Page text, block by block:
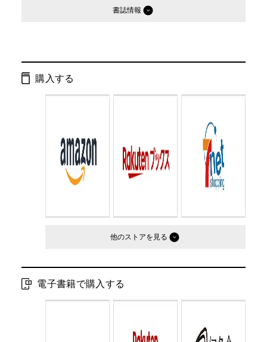
書誌情報
ページ数：
判型： 文庫判
購入する
他のストア
電子書籍で購入する